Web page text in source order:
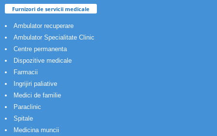
Furnizori de servicii medicale
Ambulator recuperare
Ambulator Specialitate Clinic
Centre permanenta
Dispozitive medicale
Farmacii
Ingrijiri paliative
Medici de familie
Paraclinic
Spitale
Medicina muncii